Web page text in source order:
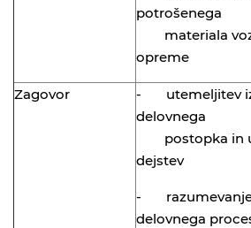
potrošenega
materiala
opreme
Zagovor
- utemeljitev
delovnega
postopka in
dejstev
-
delovnega